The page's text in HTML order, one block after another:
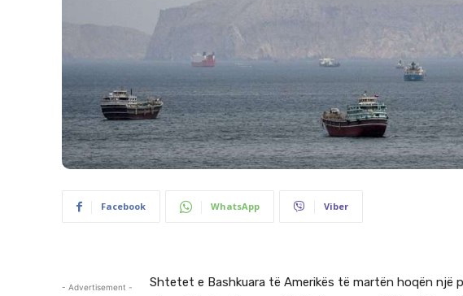
Facebook WhatsApp Viber
- Advertisement -
Shtetet e Bashkuara të Amerikës të martën hoqën një